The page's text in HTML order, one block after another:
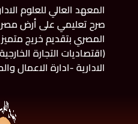
المعهد العالي للعلوم
صرح تعليمي على أرض
المصري بتقديم خريج
(اقتصاديات التجارة
الادارية -ادارة الاعمال